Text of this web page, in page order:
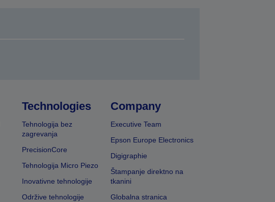
Technologies
Tehnologija bez
zagrevanja
PrecisionCore
Tehnologija Micro Piezo
Inovativne tehnologije
Održive tehnologije
Company
Executive Team
Epson Europe Electronics
Digigraphie
Štampanje direktno na
tkanini
Globalna stranica